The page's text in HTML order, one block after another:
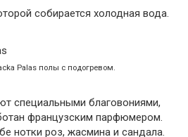
собирается холодная вода.
Palas полы с подогревом.
специальными благовониями,
французским парфюмером.
нотки роз, жасмина и сандала.